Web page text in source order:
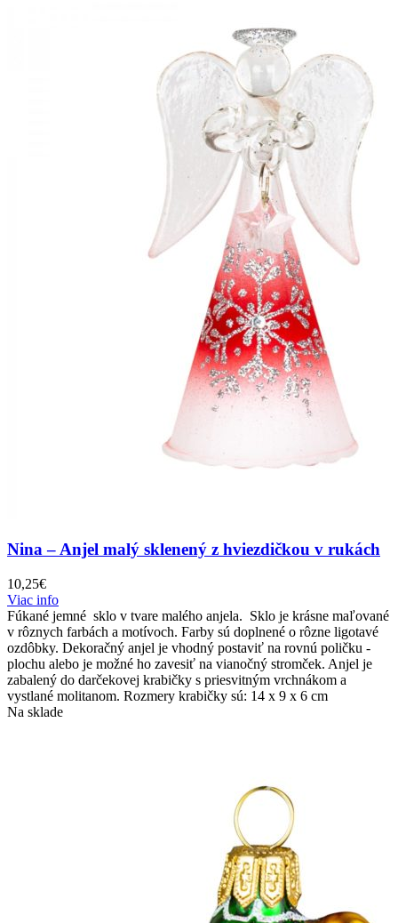
Nina – Anjel malý sklenený z hviezdičkou v rukách
10,25€
Viac info
Fúkané jemné sklo v tvare malého anjela. Sklo je krásne maľované
v rôznych farbách a motívoch. Farby sú doplnené o rôzne ligotavé
ozdôbky. Dekoračný anjel je vhodný postaviť na rovnú poličku -
plochu alebo je možné ho zavesiť na vianočný stromček. Anjel je
zabalený do darčekovej krabičky s priesvitným vrchnákom a
vystlané molitanom. Rozmery krabičky sú: 14 x 9 x 6 cm
Na sklade